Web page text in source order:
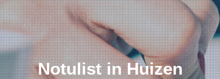
Notulist in Huizen